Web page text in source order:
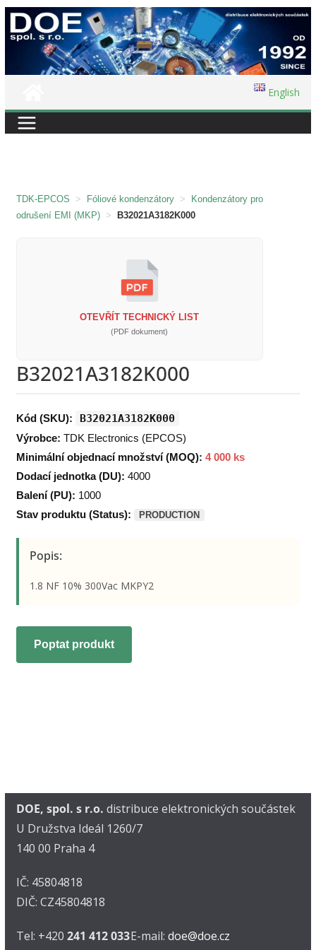
Přeskočit
na
English
TDK-EPCOS > Fóliové kondenzátory >
Kondenzátory pro
odrušení EMI (MKP) > B32021A3182K000
OTEVŘÍT TECHNICKÝ LIST
(PDF dokument)
B32021A3182K000
Kód (SKU): B32021A3182K000
Výrobce: TDK Electronics (EPCOS)
Minimální objednací množství (MOQ): 4 000 ks
Dodací jednotka (DU): 4000
Balení (PU): 1000
Stav produktu (Status):
PRODUCTION
Popis:
1.8 NF 10% 300Vac MKPY2
Poptat produkt
DOE, spol. s r.o. distribuce elektronických součástek
U Družstva Ideál 1260/7
140 00 Praha 4
IČ: 45804818
DIČ: CZ45804818
Tel: +420 241 412 033E-mail: doe@doe.cz